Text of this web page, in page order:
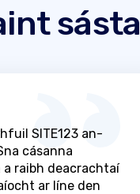
sásta
SITE123 an-
cásanna
raibh deacrachtaí
ar líne den